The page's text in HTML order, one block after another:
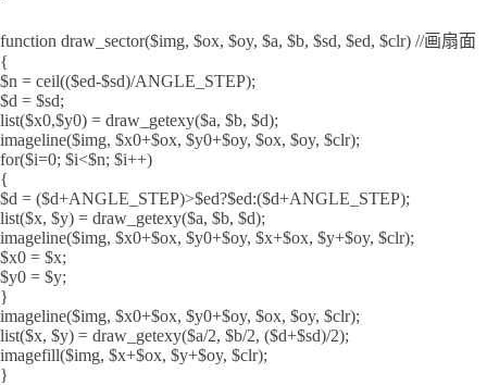
function draw_sector($img, $ox, $oy, $a, $b, $sd, $ed, $clr) //画扇面
{
$n = ceil(($ed-$sd)/ANGLE_STEP);
$d = $sd;
list($x0,$y0) = draw_getexy($a, $b, $d);
imageline($img, $x0+$ox, $y0+$oy, $ox, $oy, $clr);
for($i=0; $i<$n; $i++)
{
$d = ($d+ANGLE_STEP)>$ed?$ed:($d+ANGLE_STEP);
list($x, $y) = draw_getexy($a, $b, $d);
imageline($img, $x0+$ox, $y0+$oy, $x+$ox, $y+$oy, $clr);
$x0 = $x;
$y0 = $y;
}
imageline($img, $x0+$ox, $y0+$oy, $ox, $oy, $clr);
list($x, $y) = draw_getexy($a/2, $b/2, ($d+$sd)/2);
imagefill($img, $x+$ox, $y+$oy, $clr);
}